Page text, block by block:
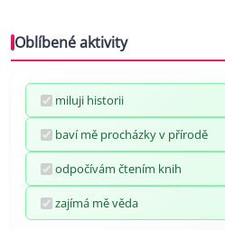
Oblíbené aktivity
miluji historii
baví mě procházky v přírodě
odpočívám čtením knih
zajímá mě věda